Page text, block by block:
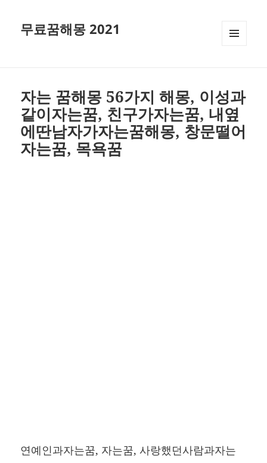
무료꿈해몽 2021
자는 꿈해몽 56가지 해몽, 이성과
같이자는꿈, 친구가자는꿈, 내옆
에딴남자가자는꿈해몽, 창문떨어
자는꿈, 목욕꿈
연예인과자는꿈, 자는꿈, 사랑했던사람과자는